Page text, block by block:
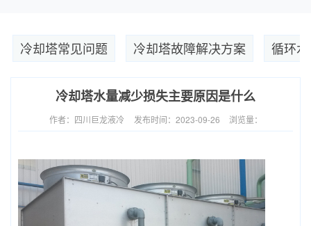
冷却塔常见问题 冷却塔故障解决方案 循环
冷却塔水量减少损失主要原因是什么
作者：四川巨龙液冷 发布时间：2023-09-26 浏览量：